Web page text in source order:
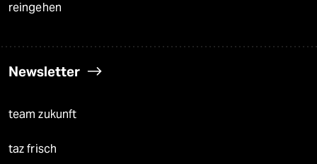
reingehen
Newsletter
team zukunft
taz frisch